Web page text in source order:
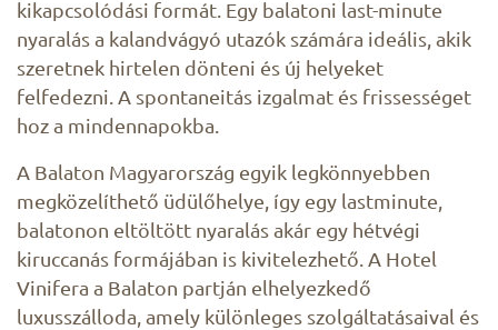
kikapcsolódási formát. Egy balatoni last-minute
nyaralás a kalandvágyó utazók számára ideális, akik
szeretnek hirtelen dönteni és új helyeket
felfedezni. A spontaneitás izgalmat és frissességet
hoz a mindennapokba.
A Balaton Magyarország egyik legkönnyebben
megközelíthető üdülőhelye, így egy lastminute,
balatonon eltöltött nyaralás akár egy hétvégi
kiruccanás formájában is kivitelezhető. A Hotel
Vinifera a Balaton partján elhelyezkedő
luxusszálloda, amely különleges szolgáltatásaival és